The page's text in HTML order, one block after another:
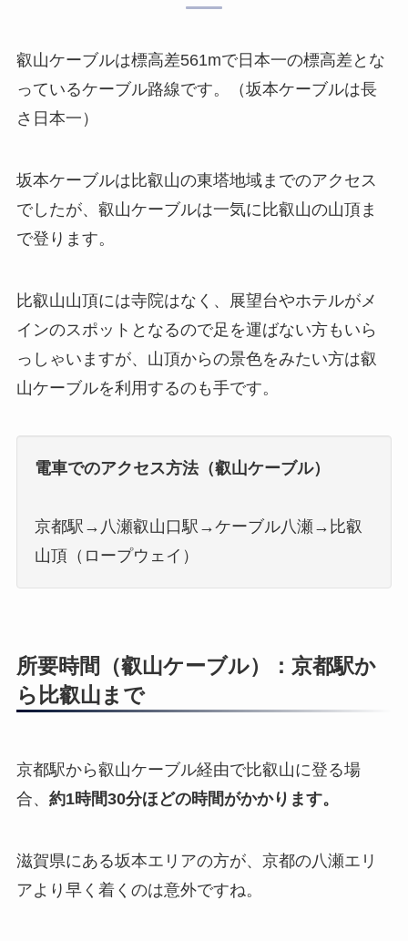
叡山ケーブルは標高差561mで日本一の標高差とな
っているケーブル路線です。（坂本ケーブルは長
さ日本一）
坂本ケーブルは比叡山の東塔地域までのアクセス
でしたが、叡山ケーブルは一気に比叡山の山頂ま
で登ります。
比叡山山頂には寺院はなく、展望台やホテルがメ
インのスポットとなるので足を運ばない方もいら
っしゃいますが、山頂からの景色をみたい方は叡
山ケーブルを利用するのも手です。
電車でのアクセス方法（叡山ケーブル）
京都駅→八瀬叡山口駅→ケーブル八瀬→比叡
山頂（ロープウェイ）
所要時間（叡山ケーブル）：京都駅か
ら比叡山まで
京都駅から叡山ケーブル経由で比叡山に登る場
合、 約1時間30分ほどの時間がかかります。
滋賀県にある坂本エリアの方が、京都の八瀬エリ
アより早く着くのは意外ですね。